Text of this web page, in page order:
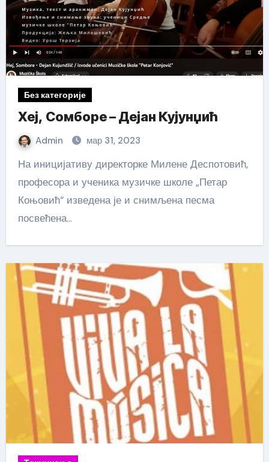
Без категорије
Хеј, Сомборе – Дејан Кујунџић
Admin мар 31, 2023
На иницијативу директорке Милене Деспотовић,
професора и ученика музичке школе „Петар
Коњовић“ изведена је и снимљена песма
посвећена…